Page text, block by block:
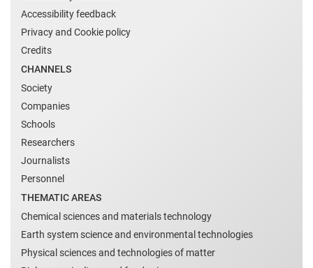
Accessibility feedback
Privacy and Cookie policy
Credits
CHANNELS
Society
Companies
Schools
Researchers
Journalists
Personnel
THEMATIC AREAS
Chemical sciences and materials technology
Earth system science and environmental technologies
Physical sciences and technologies of matter